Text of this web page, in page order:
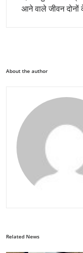
आने वाले जीवन दोनों
About the author
Related News